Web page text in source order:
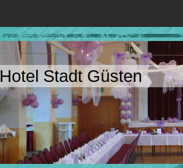
Hotel Stadt Güsten